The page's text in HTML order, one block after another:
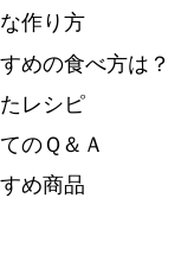
作り方
めの食べ方は？
レシピ
のＱ＆Ａ
め商品